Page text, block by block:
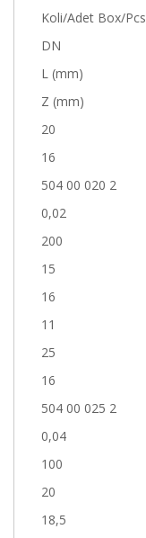
Koli/Adet Box/Pcs
DN
L (mm)
Z (mm)
20
16
504 00 020 2
0,02
200
15
16
11
25
16
504 00 025 2
0,04
100
20
18,5